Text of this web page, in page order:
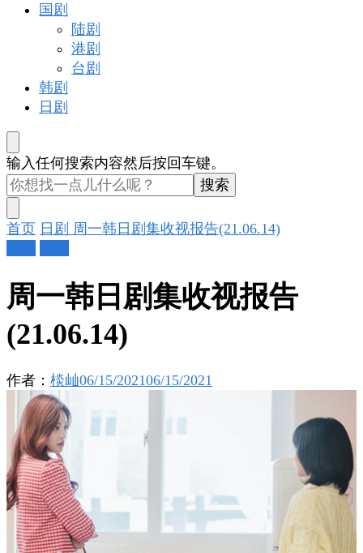
国剧
陆剧
港剧
台剧
韩剧
日剧
找
什
么
东
西
吗?
输入任何搜索内容然后按回车键。
首页 日剧 周一韩日剧集收视报告(21.06.14)
周一韩日剧集收视报告
(21.06.14)
作者： 棪屾06/15/202106/15/2021